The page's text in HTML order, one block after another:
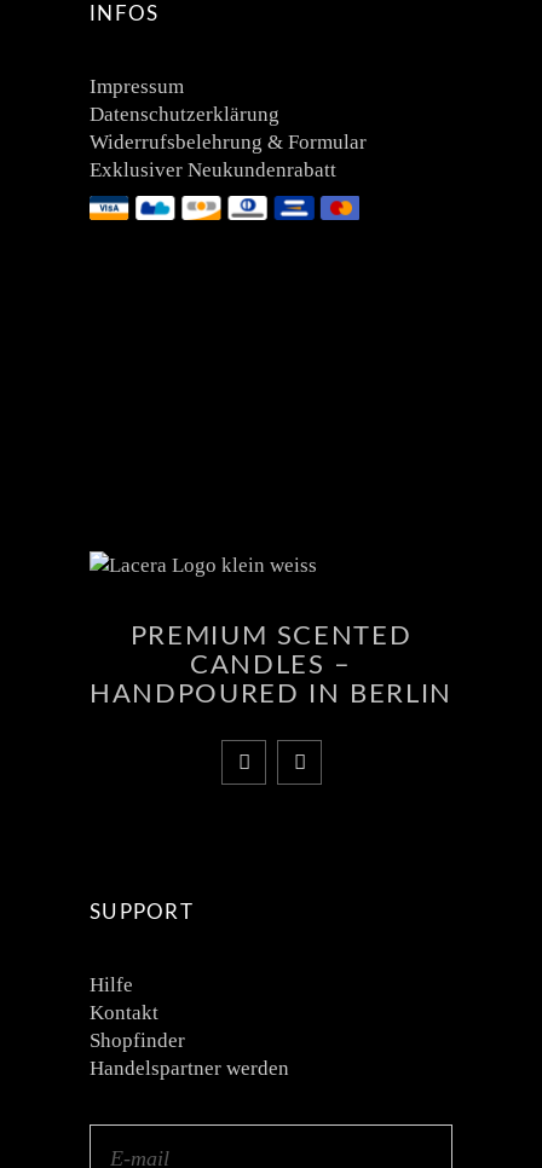
INFOS
Impressum
Datenschutzerklärung
Widerrufsbelehrung & Formular
Exklusiver Neukundenrabatt
PREMIUM SCENTED
CANDLES –
HANDPOURED IN BERLIN
SUPPORT
Hilfe
Kontakt
Shopfinder
Handelspartner werden